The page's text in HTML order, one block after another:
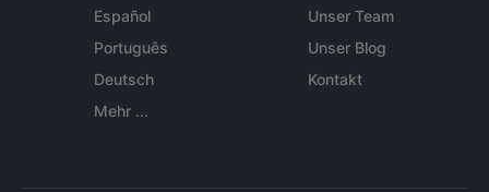
Español
Português
Deutsch
Mehr ...
Unser Team
Unser Blog
Kontakt